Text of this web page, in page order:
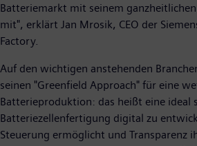
Batteriemarkt mit seinem
mit", erklärt Jan Mrosik, CEO der
Factory.
Auf den wichtigen anstehenden
seinen "Greenfield Approach" für eine
Batterieproduktion: das heißt eine ideal
Batteriezellenfertigung digital zu
Steuerung ermöglicht und Transparenz